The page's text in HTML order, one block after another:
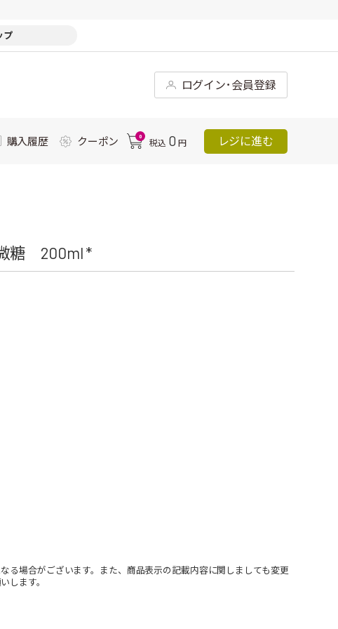
プ
ログイン･会員登録
購入履歴 クーポン 0
税込 0 円 レジに進む
糖 200ml *
場合がございます。また、商品表示の記載内容に関しましても変更
します。